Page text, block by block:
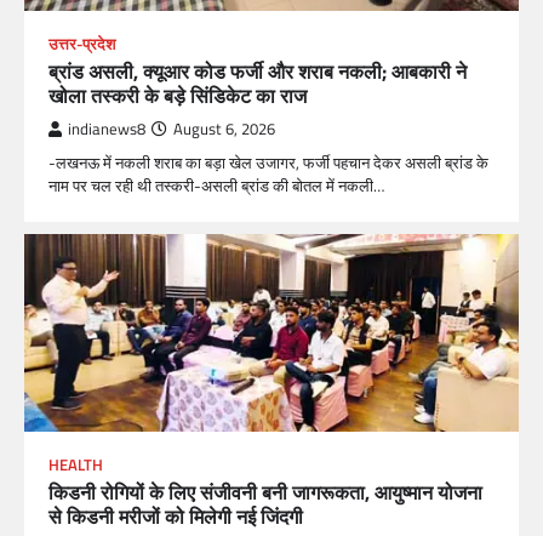
उत्तर-प्रदेश
ब्रांड असली, क्यूआर कोड फर्जी और शराब नकली; आबकारी ने
खोला तस्करी के बड़े सिंडिकेट का राज
indianews8 August 6, 2026
-लखनऊ में नकली शराब का बड़ा खेल उजागर, फर्जी पहचान देकर असली ब्रांड के
नाम पर चल रही थी तस्करी-असली ब्रांड की बोतल में नकली…
HEALTH
किडनी रोगियों के लिए संजीवनी बनी जागरूकता, आयुष्मान योजना
से किडनी मरीजों को मिलेगी नई जिंदगी